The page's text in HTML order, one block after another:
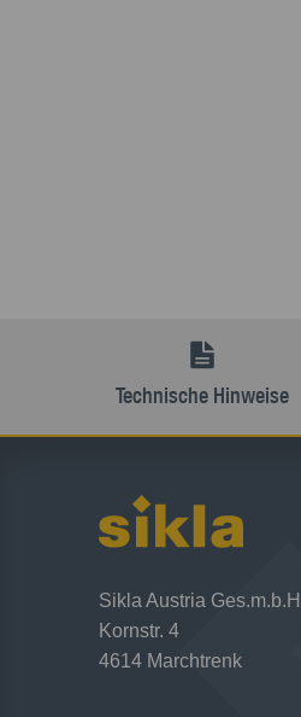
Technische Hinweise
Sikla Austria
Kornstr. 4
4614 Marchtrenk